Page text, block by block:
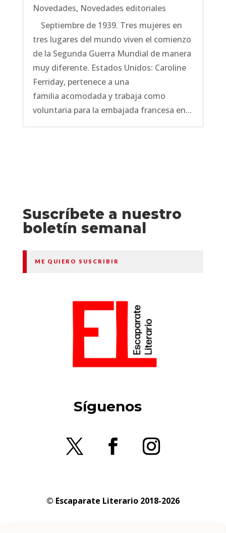
Novedades, Novedades editoriales
Septiembre de 1939. Tres mujeres en
tres lugares del mundo viven el comienzo
de la Segunda Guerra Mundial de manera
muy diferente. Estados Unidos: Caroline
Ferriday, pertenece a una
familia acomodada y trabaja como
voluntaria para la embajada francesa en...
Suscríbete a nuestro
boletín semanal
ME QUIERO SUSCRIBIR
Síguenos
© Escaparate Literario 2018-2026